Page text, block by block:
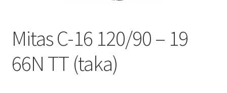
Mitas C-16 120/90 – 19
66N TT (taka)